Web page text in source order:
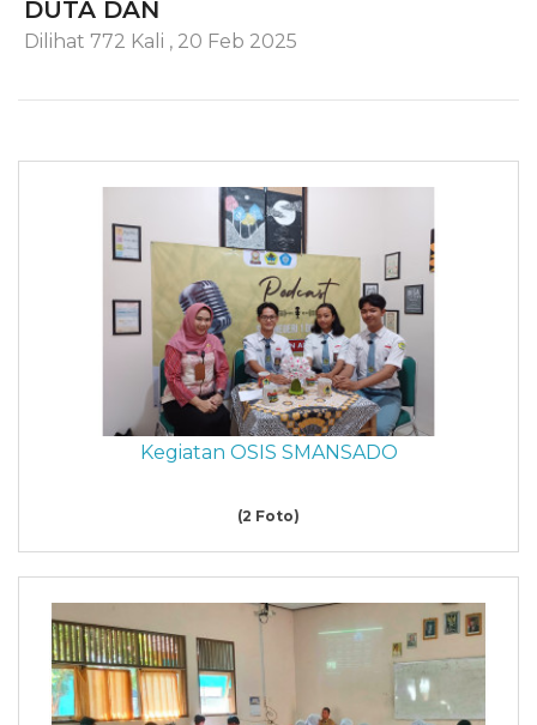
DUTA DAN
Dilihat 772 Kali , 20 Feb 2025
Kegiatan OSIS SMANSADO
(2 Foto)